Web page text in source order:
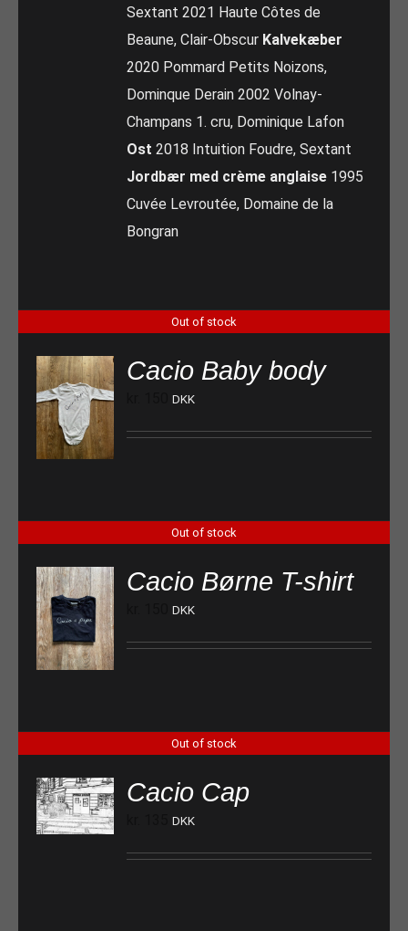
Sextant 2021 Haute Côtes de
Beaune, Clair-Obscur Kalvekæber
2020 Pommard Petits Noizons,
Dominque Derain 2002 Volnay-
Champans 1. cru, Dominique Lafon
Ost 2018 Intuition Foudre, Sextant
Jordbær med crème anglaise 1995
Cuvée Levroutée, Domaine de la
Bongran
Out of stock
Cacio Baby body
DKK
Out of stock
Cacio Børne T-shirt
DKK
Out of stock
Cacio Cap
DKK